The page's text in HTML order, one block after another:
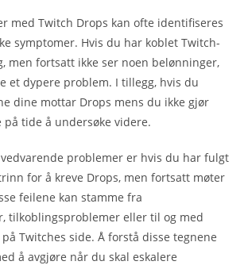
med Twitch Drops kan ofte identifiseres
symptomer. Hvis du har koblet Twitch-
men fortsatt ikke ser noen belønninger,
et dypere problem. I tillegg, hvis du
dine mottar Drops mens du ikke gjør
tide å undersøke videre.
problemer er hvis du har fulgt
for å kreve Drops, men fortsatt møter
feilene kan stamme fra
tilkoblingsproblemer eller til og med
Twitches side. Å forstå disse tegnene
å avgjøre når du skal eskalere